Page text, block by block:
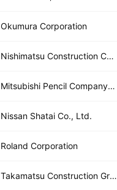
Okumura Corporation
Nishimatsu Construction Co., Ltd.
Mitsubishi Pencil Company, Limited
Nissan Shatai Co., Ltd.
Roland Corporation
Takamatsu Construction Group Co., Ltd.